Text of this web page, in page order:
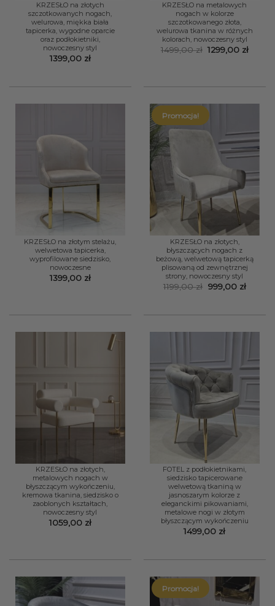
KRZESŁO na złotych
szczotkowanych nogach,
welurowa, miękka biała
tapicerka, wygodne oparcie
oraz podłokietniki,
nowoczesny styl
1399,00 zł
KRZESŁO na metalowych
nogach w kolorze
szczotkowanego złota,
welurowa tkanina w różnych
kolorach, nowoczesny styl
1499,00zł Pierwotna
cena
1299,00 zł
KRZESŁO na złotym stelażu,
welwetowa tapicerka,
wyprofilowane siedzisko,
nowoczesne
1399,00 zł
Promocja!
KRZESŁO na złotych,
błyszczących nogach z
beżową, welwetową tapicerką
plisowaną od zewnętrznej
strony, nowoczesny styl
1199,00zł Pierwotna
cena
999,00 zł
KRZESŁO na złotych,
metalowych nogach w
błyszczącym wykończeniu,
kremowa tkanina, siedzisko o
zaoblonych kształtach,
nowoczesny styl
1059,00 zł
FOTEL z podłokietnikami,
siedzisko tapicerowane
welwetową tkaniną w
jasnoszarym kolorze z
eleganckimi pikowaniami,
metalowe nogi w złotym
błyszczącym wykończeniu
1499,00 zł
Promocja!